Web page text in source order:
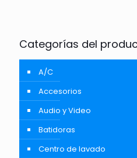
Categorías del
A/C
Accesorios
Audio y Video
Batidoras
Centro de lavado